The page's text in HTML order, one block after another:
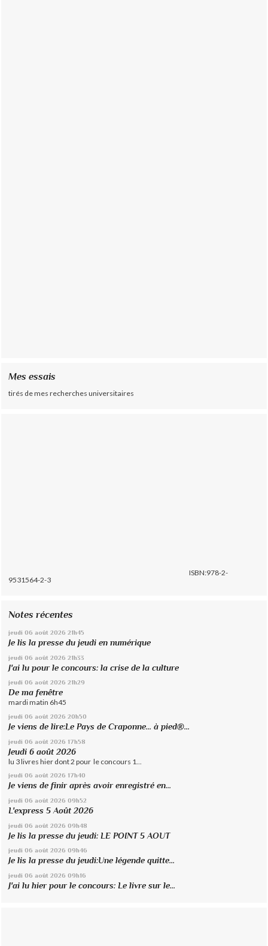
Mes essais
tirés de mes recherches universitaires
ISBN:978-2-
9531564-2-3
Notes récentes
jeudi 06 août 2026 21h45
Je lis la presse du jeudi en numérique
jeudi 06 août 2026 21h33
J'ai lu pour le concours: la crise de la culture
jeudi 06 août 2026 21h29
De ma fenêtre
mardi matin 6h45
jeudi 06 août 2026 20h50
Je viens de lire:Le Pays de Craponne... à pied®...
jeudi 06 août 2026 17h58
Jeudi 6 août 2026
lu 3 livres hier dont 2 pour le concours 1...
jeudi 06 août 2026 17h40
Je viens de finir après avoir enregistré en...
jeudi 06 août 2026 09h52
L'express 5 Août 2026
jeudi 06 août 2026 09h48
Je lis la presse du jeudi: LE POINT 5 AOUT
jeudi 06 août 2026 09h46
Je lis la presse du jeudi:Une légende quitte...
jeudi 06 août 2026 09h16
J'ai lu hier pour le concours: Le livre sur le...